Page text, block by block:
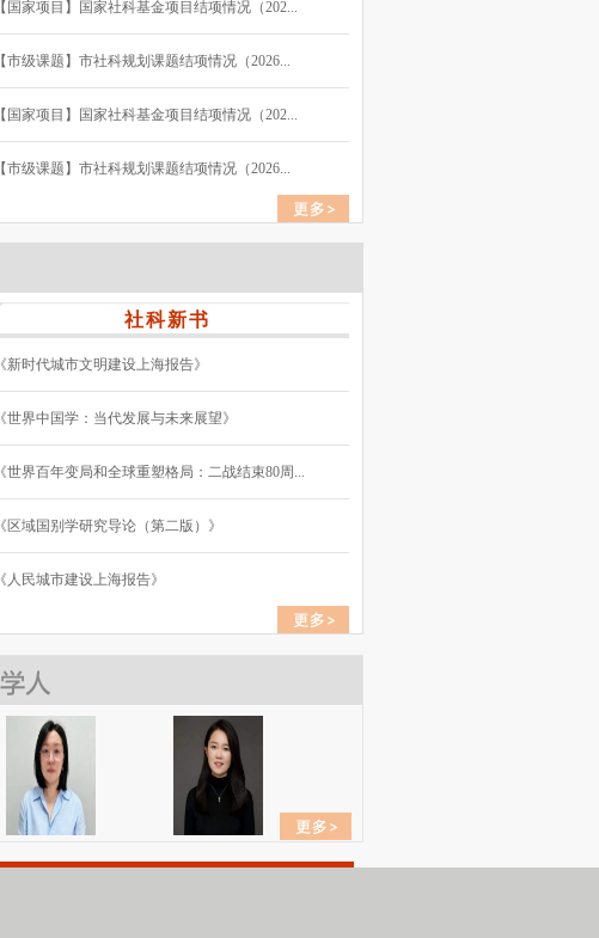
【国家项目】国家社科基金项目结项情况（202...
【市级课题】市社科规划课题结项情况（2026...
【国家项目】国家社科基金项目结项情况（202...
【市级课题】市社科规划课题结项情况（2026...
社科新书
《新时代城市文明建设上海报告》
《世界中国学：当代发展与未来展望》
《世界百年变局和全球重塑格局：二战结束80周...
《区域国别学研究导论（第二版）》
《人民城市建设上海报告》